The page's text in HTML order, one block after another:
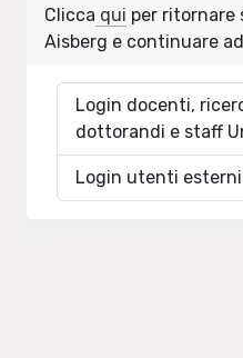
Clicca qui per ritornare
Aisberg e continuare
Login docenti,
dottorandi e staff
Login utenti